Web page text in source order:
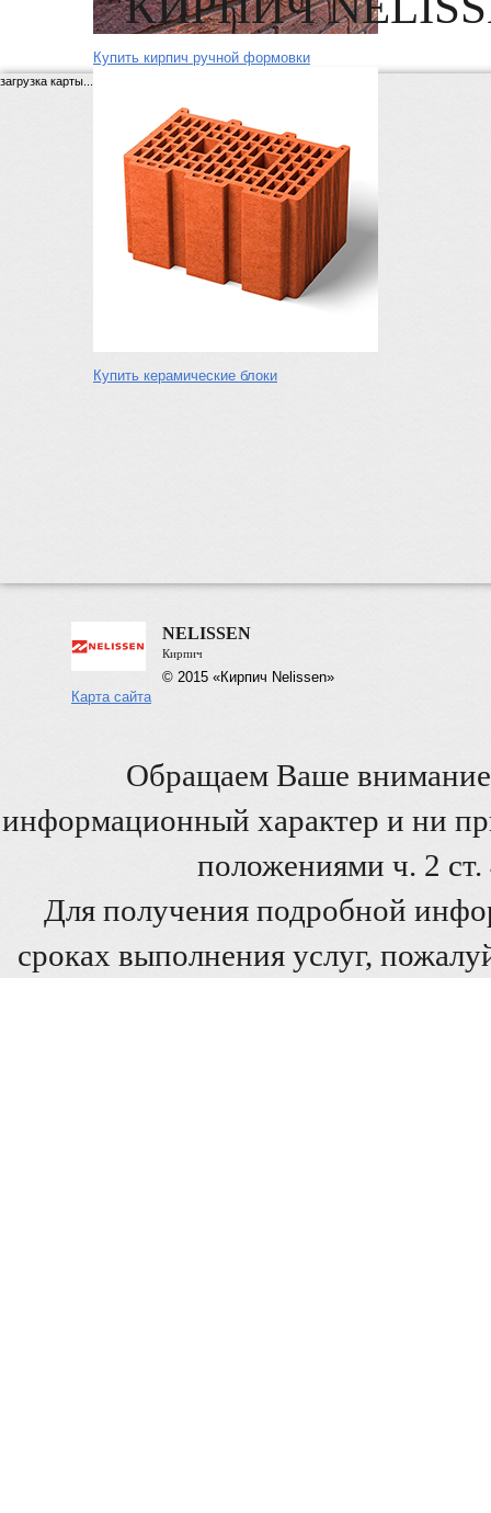
Купить кирпич ручной формовки
Купить керамические блоки
загрузка карты...
NELISSEN
Кирпич
© 2015 «Кирпич Nelissen»
Карта сайта
Обращаем Ваше внимание
информационный характер и ни
положениями ч. 2
Для получения подробной
сроках выполнения услуг,